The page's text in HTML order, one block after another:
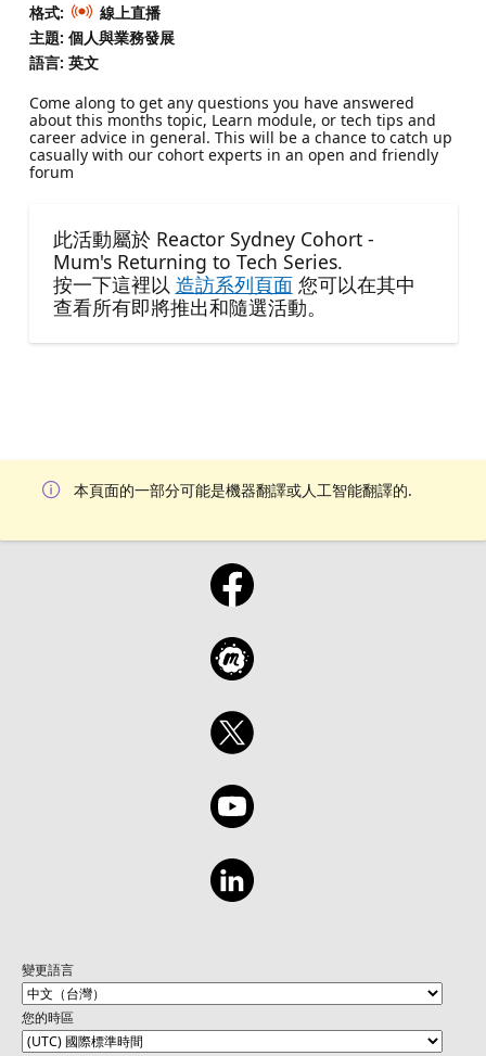
格式:
線上直播
主題: 個人與業務發展
語言: 英文
Come along to get any questions you have answered
about this months topic, Learn module, or tech tips and
career advice in general. This will be a chance to catch up
casually with our cohort experts in an open and friendly
forum
此活動屬於 Reactor Sydney Cohort -
Mum's Returning to Tech Series.
按一下這裡以 造訪系列頁面您可以在其中
查看所有即將推出和隨選活動。
本頁面的一部分可能是機器翻譯或人工智能翻譯的.
變更語言
您的時區